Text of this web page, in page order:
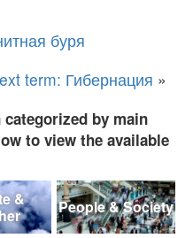
буря
term: Гибернация »
by main
to view the available
&
People & Society